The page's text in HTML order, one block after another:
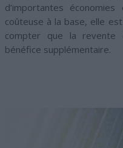
d’importantes
coûteuse à la base, elle
compter que la
bénéfice supplémentaire.